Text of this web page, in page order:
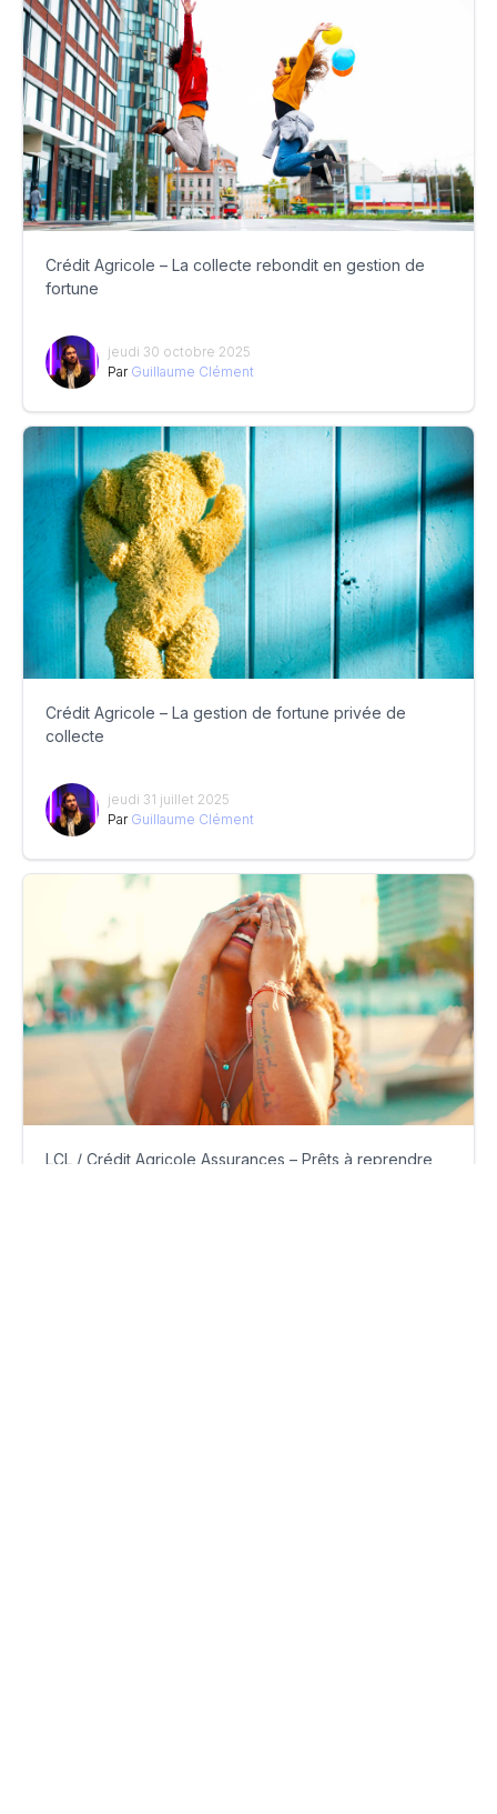
Crédit Agricole – La collecte rebondit en gestion de
fortune
jeudi 30 octobre 2025
Par Guillaume Clément
Crédit Agricole – La gestion de fortune privée de
collecte
jeudi 31 juillet 2025
Par Guillaume Clément
LCL / Crédit Agricole Assurances – Prêts à reprendre